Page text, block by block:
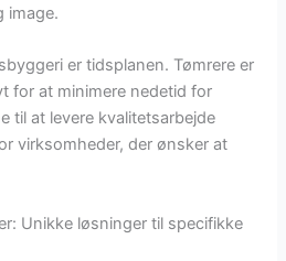
image.
er tidsplanen. Tømrere er
for at minimere nedetid for
til at levere kvalitetsarbejde
virksomheder, der ønsker at
Unikke løsninger til specifikke